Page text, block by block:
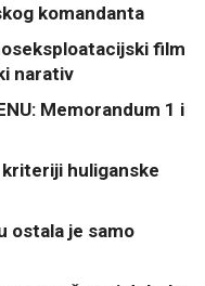
komandanta
film
narativ
Memorandum 1 i
kriteriji huliganske
ostala je samo